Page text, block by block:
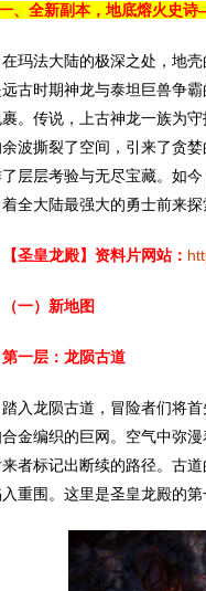
、全新副本，地底熔火史
法大陆的极深之处，地壳
古时期神龙与泰坦巨兽争
裹。传说，上古神龙一族为
波撕裂了空间，引来了贪
层层考验与无尽宝藏。如
全大陆最强大的勇士前来
【圣皇龙殿】资料片网站：
）新地图
层：龙陨古道
龙陨古道，冒险者们将首
金编织的巨网。空气中弥
来者标记出断续的路径。古
重围。这里是圣皇龙殿的